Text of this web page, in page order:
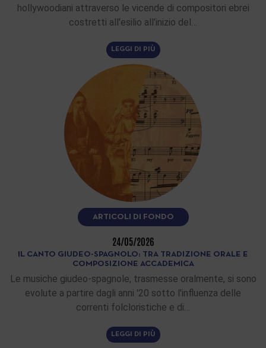
hollywoodiani attraverso le vicende di compositori ebrei
costretti all'esilio all'inizio del…
LEGGI DI PIÙ
ARTICOLI DI FONDO
24/05/2026
IL CANTO GIUDEO-SPAGNOLO: TRA TRADIZIONE ORALE E
COMPOSIZIONE ACCADEMICA
Le musiche giudeo-spagnole, trasmesse oralmente, si sono
evolute a partire dagli anni '20 sotto l'influenza delle
correnti folcloristiche e di…
LEGGI DI PIÙ